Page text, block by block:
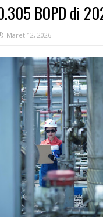
BOPD di
Maret 12, 2026